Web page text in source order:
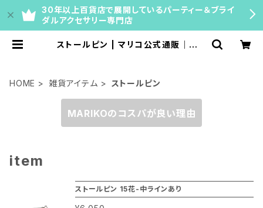
30年以上百貨店で展開しているパーティー＆ブライ
ダルアクセサリー専門店
ストールピン | マリコ公式通販｜ネッ
HOME
雑貨アイテム ストールピン
MARIKOのコスパが良い理由
item
ストールピン 15花-中ラインあり